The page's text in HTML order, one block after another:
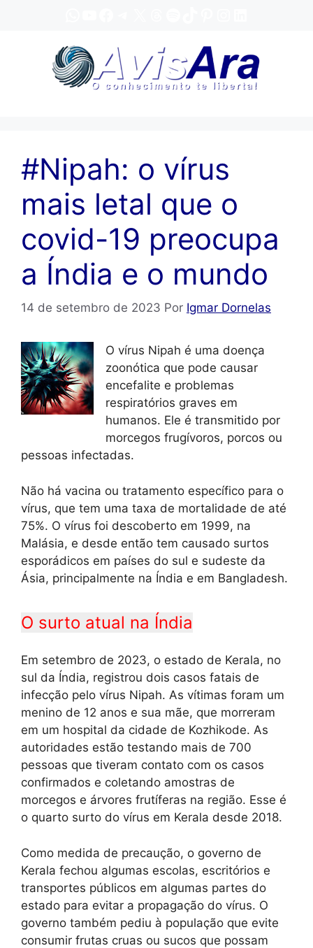
#Nipah: o vírus
mais letal que o
covid-19 preocupa
a Índia e o mundo
14 de setembro de 2023 Por Igmar Dornelas
O vírus Nipah é uma doença
zoonótica que pode causar
encefalite e problemas
respiratórios graves em
humanos. Ele é transmitido por
morcegos frugívoros, porcos ou
pessoas infectadas.
Não há vacina ou tratamento específico para o
vírus, que tem uma taxa de mortalidade de até
75%. O vírus foi descoberto em 1999, na
Malásia, e desde então tem causado surtos
esporádicos em países do sul e sudeste da
Ásia, principalmente na Índia e em Bangladesh.
O surto atual na Índia
Em setembro de 2023, o estado de Kerala, no
sul da Índia, registrou dois casos fatais de
infecção pelo vírus Nipah. As vítimas foram um
menino de 12 anos e sua mãe, que morreram
em um hospital da cidade de Kozhikode. As
autoridades estão testando mais de 700
pessoas que tiveram contato com os casos
confirmados e coletando amostras de
morcegos e árvores frutíferas na região. Esse é
o quarto surto do vírus em Kerala desde 2018.
Como medida de precaução, o governo de
Kerala fechou algumas escolas, escritórios e
transportes públicos em algumas partes do
estado para evitar a propagação do vírus. O
governo também pediu à população que evite
consumir frutas cruas ou sucos que possam